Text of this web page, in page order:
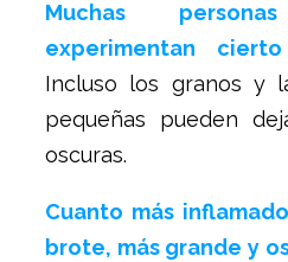
Muchas
experimentan
Incluso los granos y
pequeñas pueden
oscuras.
Cuanto más
brote, más grande y